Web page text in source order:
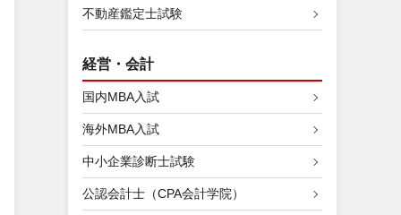
不動産鑑定士試験
経営・会計
国内MBA入試
海外MBA入試
中小企業診断士試験
公認会計士（CPA会計学院）